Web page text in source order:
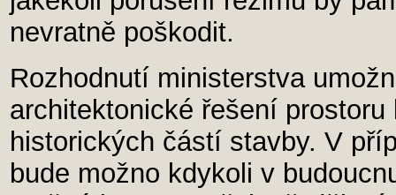
nevratně poškodit.
Rozhodnutí ministerstva
architektonické řešení
historických částí stavby. V
bude možno kdykoli v